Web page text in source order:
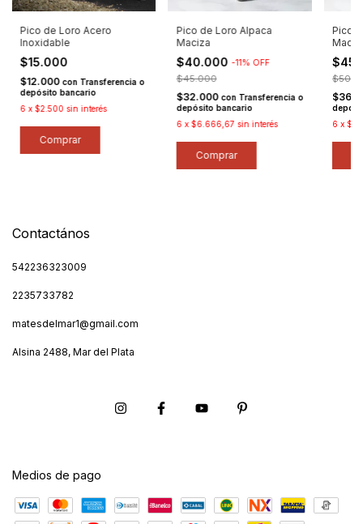
Pico de Loro Acero
Inoxidable
$15.000
$12.000 con Transferencia o
depósito bancario
6 x $2.500 sin interés
Pico de Loro Alpaca
Maciza
$40.000 -11% OFF
$45.000
$32.000 con Transferencia o
depósito bancario
6 x $6.666,67 sin interés
Pico
6 x
Contactános
542236323009
2235733782
matesdelmar1@gmail.com
Alsina 2488, Mar del Plata
Medios de pago